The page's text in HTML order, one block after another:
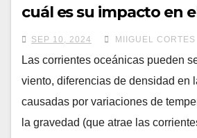
cuál es su impacto en
vida marina
SEP 10, 2024 MIIGUEL CORTES
Las corrientes oceánicas pueden
viento, diferencias de densidad en
causadas por variaciones de
la gravedad (que atrae las